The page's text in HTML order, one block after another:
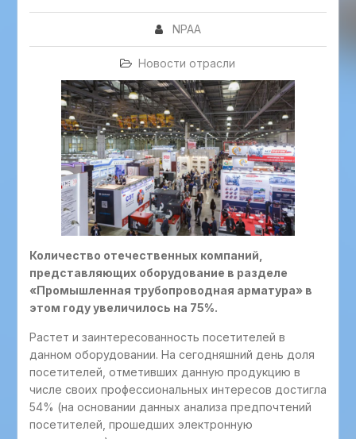
NPAA
Новости отрасли
Количество отечественных компаний,
представляющих оборудование в разделе
«Промышленная трубопроводная арматура» в
этом году увеличилось на 75%.
Растет и заинтересованность посетителей в
данном оборудовании. На сегодняшний день доля
посетителей, отметивших данную продукцию в
числе своих профессиональных интересов достигла
54% (на основании данных анализа предпочтений
посетителей, прошедших электронную